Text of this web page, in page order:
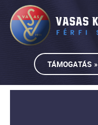
TÁMOGATÁS »